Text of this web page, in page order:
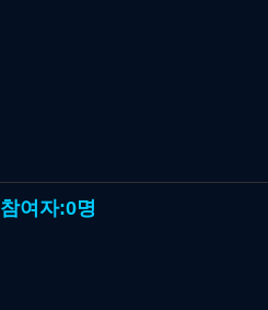
참여자:0명